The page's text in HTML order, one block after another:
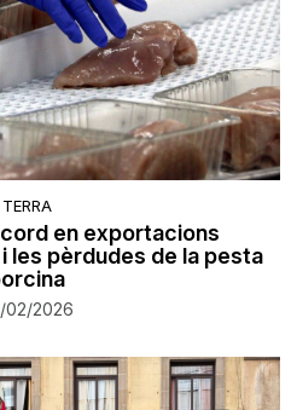
TERRA
en exportacions
les pèrdudes de la pesta
02/2026